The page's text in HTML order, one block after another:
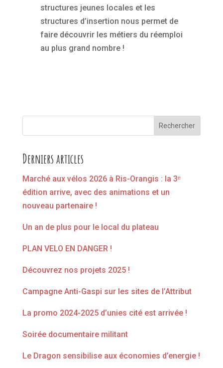
structures jeunes locales et les
structures d’insertion nous permet de
faire découvrir les métiers du réemploi
au plus grand nombre !
Rechercher
Derniers articles
Marché aux vélos 2026 à Ris-Orangis : la 3ᵉ
édition arrive, avec des animations et un
nouveau partenaire !
Un an de plus pour le local du plateau
PLAN VELO EN DANGER !
Découvrez nos projets 2025 !
Campagne Anti-Gaspi sur les sites de l’Attribut
La promo 2024-2025 d’unies cité est arrivée !
Soirée documentaire militant
Le Dragon sensibilise aux économies d’energie !